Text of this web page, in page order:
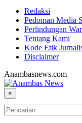
Redaksi
Pedoman Media
Perlindungan
Tentang Kami
Kode Etik
Disclaimer
Anambasnews.com
×